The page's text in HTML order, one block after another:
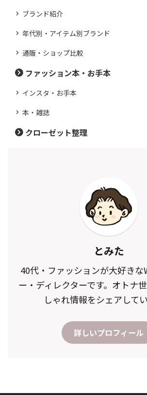
ブランド紹介
年代別・アイテム別ブランド
通販・ショップ比較
ファッション本・お手本
インスタ・お手本
本・雑誌
クローゼット整理
とみた
40代・ファッションが大好きな
ー・ディレクターです。オトナ
しゃれ情報をシェアして
詳しいプロフィール